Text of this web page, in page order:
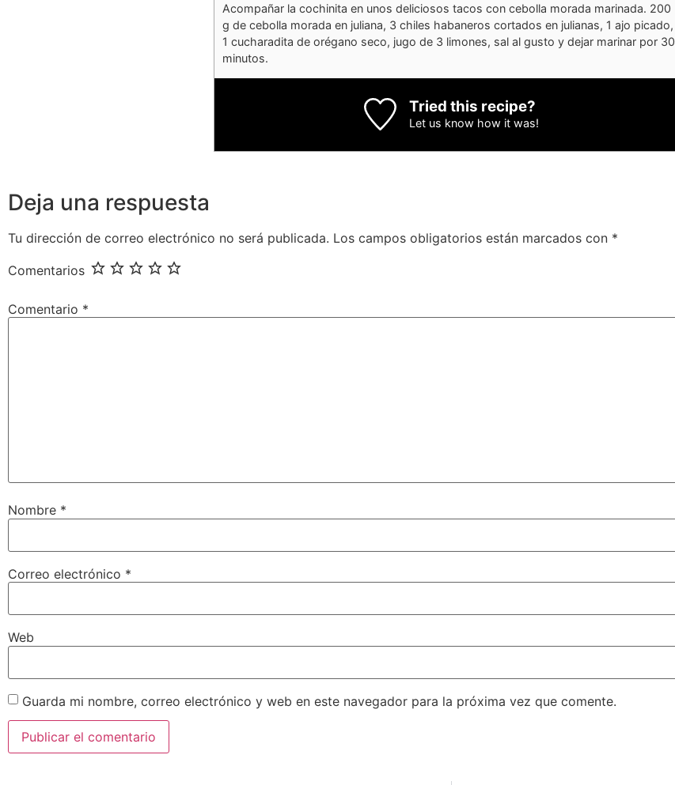
Acompañar la cochinita en unos deliciosos tacos con cebolla morada marinada. 200
g de cebolla morada en juliana, 3 chiles habaneros cortados en julianas, 1 ajo picado,
1 cucharadita de orégano seco, jugo de 3 limones, sal al gusto y dejar marinar por 30
minutos.
Tried this recipe?
Let us know how it was!
Deja una respuesta
Tu dirección de correo electrónico no será publicada. Los campos obligatorios están marcados con *
Comentarios
Comentario *
Nombre *
Correo electrónico *
Web
Guarda mi nombre, correo electrónico y web en este navegador para la próxima vez que comente.